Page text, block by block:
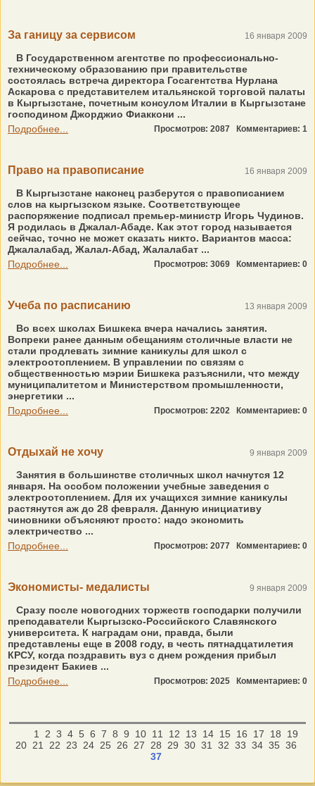
За ганицу за сервисом 16 января 2009
В Государственном агентстве по профессионально-
техническому образованию при правительстве
состоялась встреча директора Госагентства Нурлана
Аскарова с представителем итальянской торговой палаты
в Кыргызстане, почетным консулом Италии в Кыргызстане
господином Джорджио Фиаккони ...
Подробнее...
Просмотров: 2087 Комментариев: 1
Право на правописание 16 января 2009
В Кыргызстане наконец разберутся с правописанием
слов на кыргызском языке. Соответствующее
распоряжение подписал премьер-министр Игорь Чудинов.
Я родилась в Джалал-Абаде. Как этот город называется
сейчас, точно не может сказать никто. Вариантов масса:
Джалалабад, Жалал-Абад, Жалалабат ...
Подробнее...
Просмотров: 3069 Комментариев: 0
Учеба по расписанию 13 января 2009
Во всех школах Бишкека вчера начались занятия.
Вопреки ранее данным обещаниям столичные власти не
стали продлевать зимние каникулы для школ с
электроотоплением. В управлении по связям с
общественностью мэрии Бишкека разъяснили, что между
муниципалитетом и Министерством промышленности,
энергетики ...
Подробнее...
Просмотров: 2202 Комментариев: 0
Отдыхай не хочу 9 января 2009
Занятия в большинстве столичных школ начнутся 12
января. На особом положении учебные заведения с
электроотоплением. Для их учащихся зимние каникулы
растянутся аж до 28 февраля. Данную инициативу
чиновники объясняют просто: надо экономить
электричество ...
Подробнее...
Просмотров: 2077 Комментариев: 0
Экономисты- медалисты 9 января 2009
Сразу после новогодних торжеств господарки получили
преподаватели Кыргызско-Российского Славянского
университета. К наградам они, правда, были
представлены еще в 2008 году, в честь пятнадцатилетия
КРСУ, когда поздравить вуз с днем рождения прибыл
президент Бакиев ...
Подробнее...
Просмотров: 2025 Комментариев: 0
1 2 3 4 5 6 7 8 9 10 11 12 13 14 15 16 17 18
19
20 21 22 23 24 25 26 27 28 29 30 31 32 33 34 35 36
37